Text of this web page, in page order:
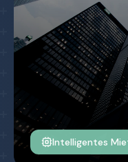
Intelligentes